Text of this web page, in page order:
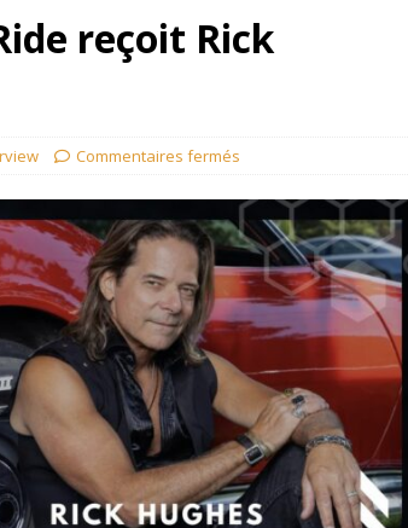
reçoit Rick
Commentaires fermés